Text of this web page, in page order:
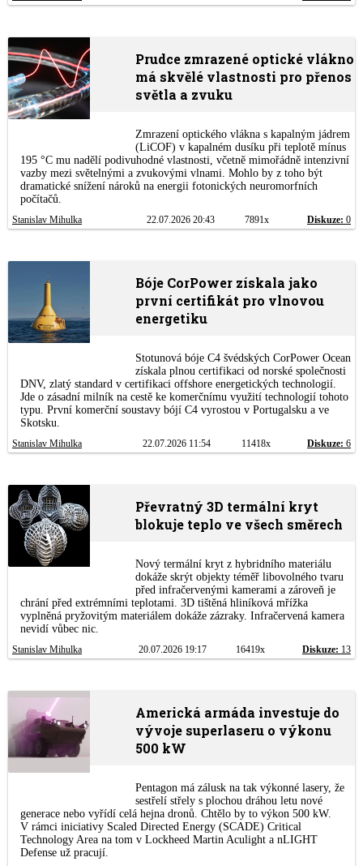
Prudce zmrazené optické vlákno
má skvělé vlastnosti pro přenos
světla a zvuku
Zmrazení optického vlákna s kapalným jádrem
(LiCOF) v kapalném dusíku při teplotě mínus
195 °C mu nadělí podivuhodné vlastnosti, včetně mimořádně intenzivní
vazby mezi světelnými a zvukovými vlnami. Mohlo by z toho být
dramatické snížení nároků na energii fotonických neuromorfních
počítačů.
Stanislav Mihulka 22.07.2026 20:43 7891x Diskuze: 0
Bóje CorPower získala jako
první certifikát pro vlnovou
energetiku
Stotunová bóje C4 švédských CorPower Ocean
získala plnou certifikaci od norské společnosti
DNV, zlatý standard v certifikaci offshore energetických technologií.
Jde o zásadní milník na cestě ke komerčnímu využití technologií tohoto
typu. První komerční soustavy bójí C4 vyrostou v Portugalsku a ve
Skotsku.
Stanislav Mihulka 22.07.2026 11:54 11418x Diskuze: 6
Převratný 3D termální kryt
blokuje teplo ve všech směrech
Nový termální kryt z hybridního materiálu
dokáže skrýt objekty téměř libovolného tvaru
před infračervenými kamerami a zároveň je
chrání před extrémními teplotami. 3D tištěná hliníková mřížka
vyplněná pryžovitým materiálem dokáže zázraky. Infračervená kamera
nevidí vůbec nic.
Stanislav Mihulka 20.07.2026 19:17 16419x Diskuze: 13
Americká armáda investuje do
vývoje superlaseru o výkonu
500 kW
Pentagon má zálusk na tak výkonné lasery, že
sestřelí střely s plochou dráhou letu nové
generace nebo vyřídí celá hejna dronů. Chtělo by to výkon 500 kW.
V rámci iniciativy Scaled Directed Energy (SCADE) Critical
Technology Area na tom v Lockheed Martin Aculight a nLIGHT
Defense už pracují.